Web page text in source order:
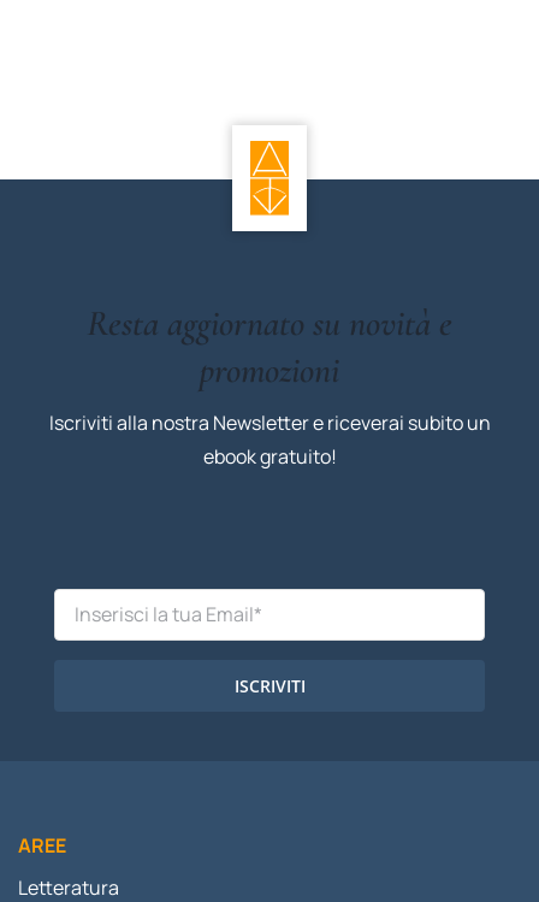
Resta aggiornato su novità e
promozioni
Iscriviti alla nostra Newsletter e riceverai subito un
ebook gratuito!
ISCRIVITI
AREE
Letteratura